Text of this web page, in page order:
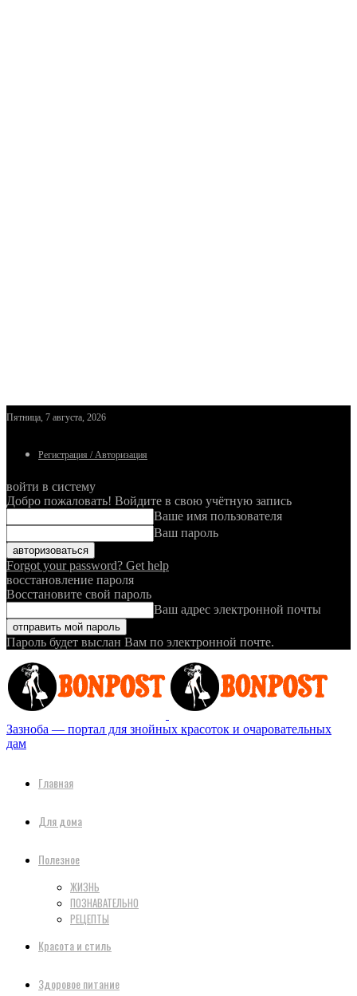
Пятница, 7 августа, 2026
Регистрация / Авторизация
войти в систему
Добро пожаловать! Войдите в свою учётную запись
Ваше имя пользователя
Ваш пароль
Forgot your password? Get help
восстановление пароля
Восстановите свой пароль
Ваш адрес электронной почты
Пароль будет выслан Вам по электронной почте.
Зазноба — портал для знойных красоток и очаровательных
дам
Главная
Для дома
Полезное
ЖИЗНЬ
ПОЗНАВАТЕЛЬНО
РЕЦЕПТЫ
Красота и стиль
Здоровое питание